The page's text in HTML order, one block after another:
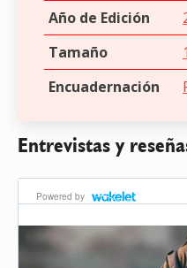
Año de Edición
Tamaño
Encuadernación
Entrevistas y